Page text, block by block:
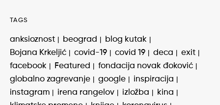
TAGS
anksioznost beograd
blog kutak
Bojana Krkeljić
covid-19 covid 19 deca
exit
facebook
Featured
fondacija novak đoković
globalno zagrevanje
google
inspiracija
instagram
irena rangelov izložba
kina